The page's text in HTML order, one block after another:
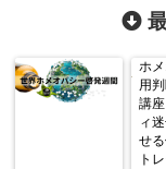
ホ
用
講
ィ
せ
ト